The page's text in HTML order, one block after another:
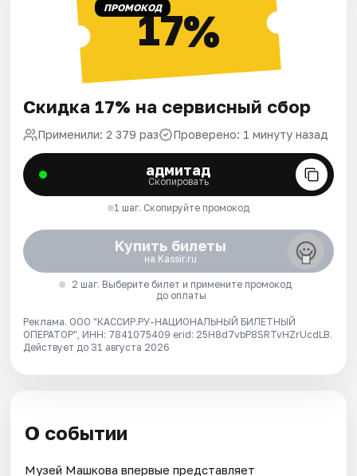
ПРОМОКОД17%
Скидка 17% на сервисный сбор
Применили: 2 379 раз Проверено: 1 минуту назад
адмитад
Скопировать
1 шаг. Скопируйте промокод
Купить билеты
на Kassir.ru
2 шаг. Выберите билет и примените промокод
до оплаты
Реклама. ООО "КАССИР.РУ-НАЦИОНАЛЬНЫЙ БИЛЕТНЫЙ
ОПЕРАТОР", ИНН: 7841075409 erid: 25H8d7vbP8SRTvHZrUcdLB.
Действует до 31 августа 2026
О событии
Музей Машкова впервые представляет